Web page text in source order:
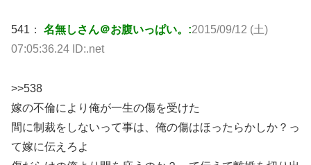
541： 名無しさん＠お腹いっぱい。:2015/09/12 (土)
07:05:36.24 ID:.net
>>538
嫁の不倫により俺が一生の傷を受けた
間に制裁をしないって事は、俺の傷はほったらかしか？っ
て嫁に伝えろよ